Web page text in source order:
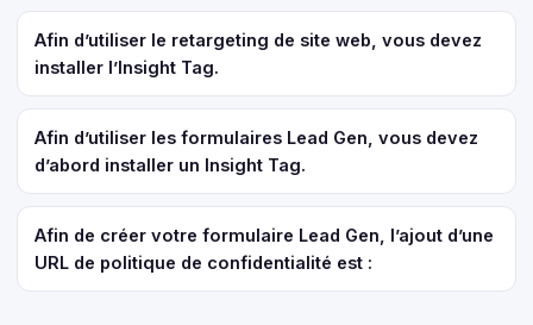
Afin d’utiliser le retargeting de site web, vous devez
installer l’Insight Tag.
Afin d’utiliser les formulaires Lead Gen, vous devez
d’abord installer un Insight Tag.
Afin de créer votre formulaire Lead Gen, l’ajout d’une
URL de politique de confidentialité est :